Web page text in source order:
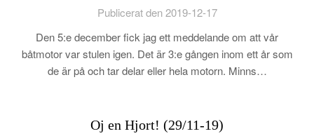
Publicerat den 2019-12-17
Den 5:e december fick jag ett meddelande om att vår
båtmotor var stulen igen. Det är 3:e gången inom ett år som
de är på och tar delar eller hela motorn. Minns…
Oj en Hjort! (29/11-19)